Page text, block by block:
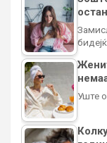
Уште